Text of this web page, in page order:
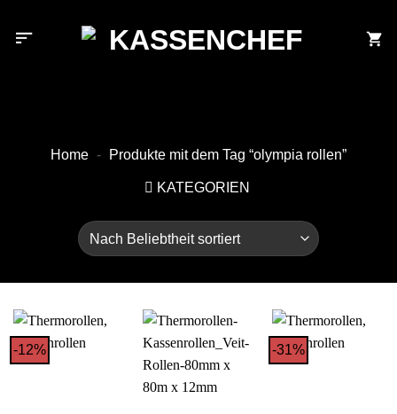
Inhalt
Home - Produkte mit dem Tag “olympia rollen”
KATEGORIEN
-12% -31%